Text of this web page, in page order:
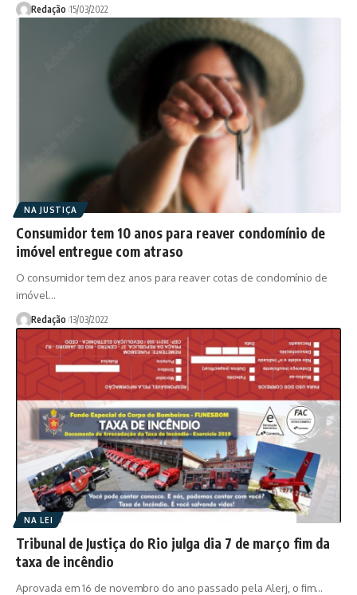
Redação 15/03/2022
NA JUSTIÇA
Consumidor tem 10 anos para reaver condomínio de
imóvel entregue com atraso
O consumidor tem dez anos para reaver cotas de condomínio de
imóvel…
Redação 13/03/2022
NA LEI
Tribunal de Justiça do Rio julga dia 7 de março fim da
taxa de incêndio
Aprovada em 16 de novembro do ano passado pela Alerj, o fim…